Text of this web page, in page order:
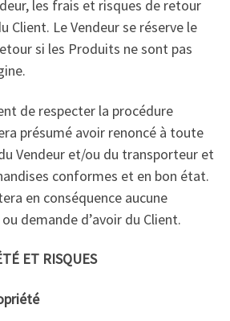
les frais et risques de retour
Client. Le Vendeur se réserve le
si les Produits ne sont pas
de respecter la procédure
présumé avoir renoncé à toute
Vendeur et/ou du transporteur et
conformes et en bon état.
en conséquence aucune
demande d’avoir du Client.
ET RISQUES